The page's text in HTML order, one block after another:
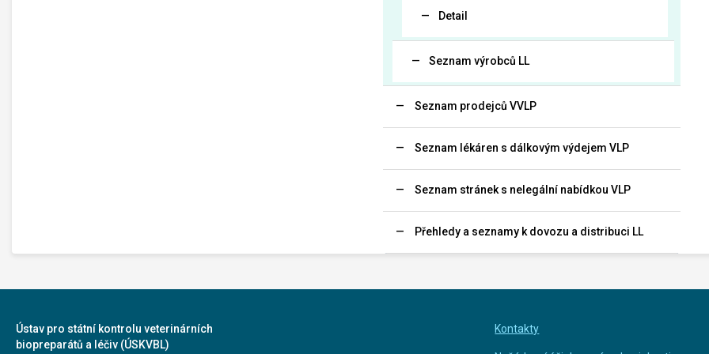
Detail
Seznam výrobců LL
Seznam prodejců VVLP
Seznam lékáren s dálkovým výdejem VLP
Seznam stránek s nelegální nabídkou VLP
Přehledy a seznamy k dovozu a distribuci LL
Ústav pro státní kontrolu veterinárních
biopreparátů a léčiv (ÚSKVBL)
Kontakty